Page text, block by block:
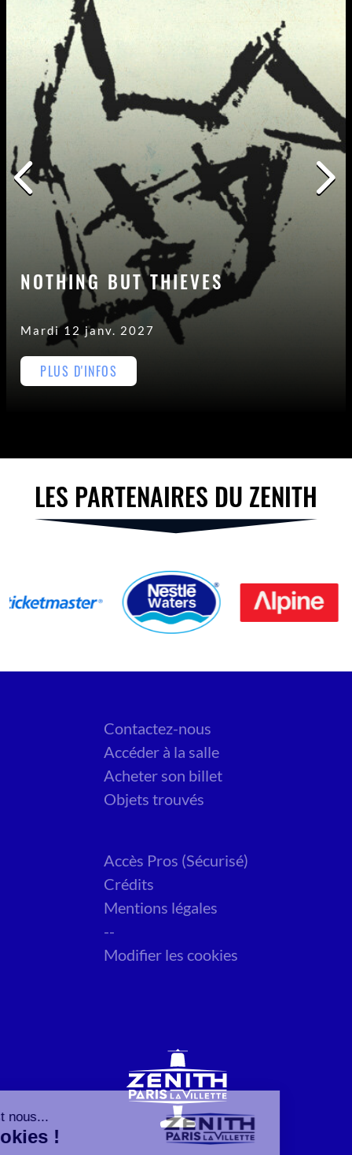
NOTHING BUT THIEVES
Mardi 12 janv. 2027
PLUS D'INFOS
LES PARTENAIRES DU ZENITH
Contactez-nous
Accéder à la salle
Acheter son billet
Objets trouvés
Accès Pros (Sécurisé)
Crédits
Mentions légales
--
Modifier les cookies
Salut c'est nous...
les Cookies !